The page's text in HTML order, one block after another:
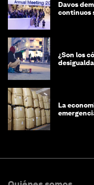
Davos
continuos
¿Son los
La